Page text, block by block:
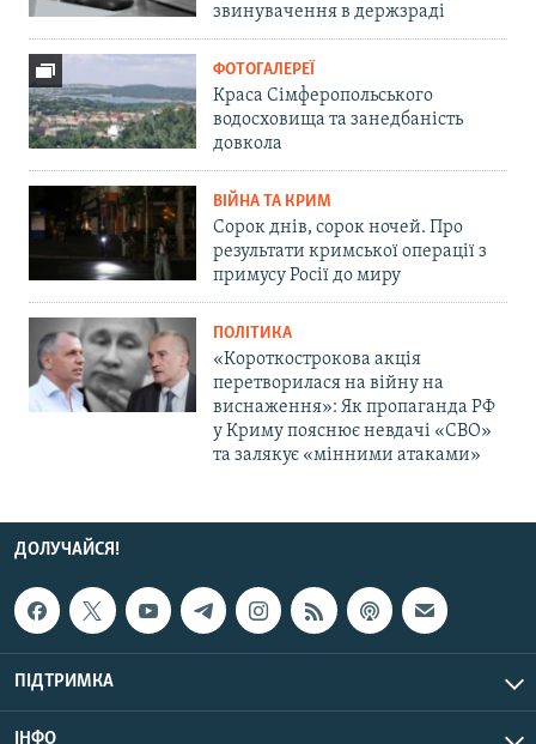
звинувачення в держзраді
ФОТОГАЛЕРЕЇ
Краса Сімферопольського
водосховища та занедбаність
довкола
ВІЙНА ТА КРИМ
Сорок днів, сорок ночей. Про
результати кримської операції з
примусу Росії до миру
ПОЛІТИКА
«Короткострокова акція
перетворилася на війну на
виснаження»: Як пропаганда РФ
у Криму пояснює невдачі «СВО»
та залякує «мінними атаками»
ДОЛУЧАЙСЯ!
ПІДТРИМКА
ІНФО